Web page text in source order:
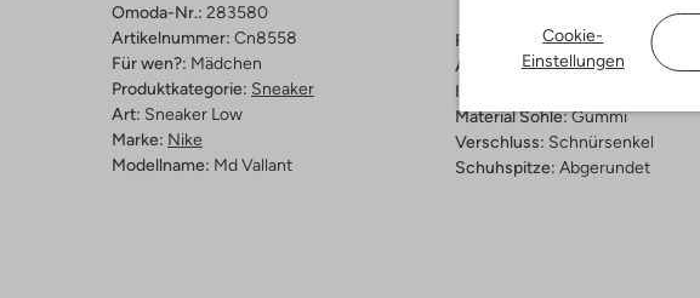
Cookie-
Einstellungen
Omoda-Nr.: 283580
Artikelnummer: Cn8558
Für wen?: Mädchen
Produktkategorie: Sneaker
Art: Sneaker Low
Marke: Nike
Modellname: Md Vallant
Farbe :
Blau
Außenmaterial:Wildleder
Innenmaterial:
Material Sohle:Gummi
Verschluss: Schnürsenkel
Schuhspitze: Abgerundet